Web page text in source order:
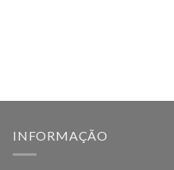
INFORMAÇÃO